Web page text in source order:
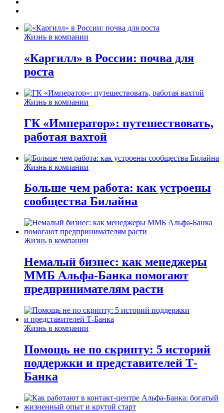
Жизнь в компании
«Каргилл» в России: почва для
роста
Жизнь в компании
ГК «Император»: путешествовать,
работая вахтой
Жизнь в компании
Больше чем работа: как устроены
сообщества Билайна
Жизнь в компании
Немалый бизнес: как менеджеры
ММБ Альфа-Банка помогают
предпринимателям расти
Жизнь в компании
Помощь не по скрипту: 5 историй
поддержки и представителей Т-
Банка